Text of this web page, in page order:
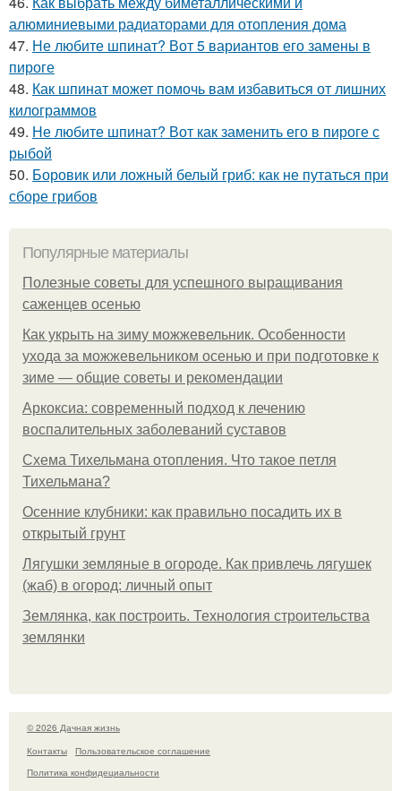
алюминиевыми радиаторами для отопления дома
47. Не любите шпинат? Вот 5 вариантов его замены в
пироге
48. Как шпинат может помочь вам избавиться от лишних
килограммов
49. Не любите шпинат? Вот как заменить его в пироге с
рыбой
50. Боровик или ложный белый гриб: как не путаться при
сборе грибов
Популярные материалы
Полезные советы для успешного выращивания
саженцев осенью
Как укрыть на зиму можжевельник. Особенности
ухода за можжевельником осенью и при подготовке к
зиме — общие советы и рекомендации
Аркоксиа: современный подход к лечению
воспалительных заболеваний суставов
Схема Тихельмана отопления. Что такое петля
Тихельмана?
Осенние клубники: как правильно посадить их в
открытый грунт
Лягушки земляные в огороде. Как привлечь лягушек
(жаб) в огород: личный опыт
Землянка, как построить. Технология строительства
землянки
© 2026 Дачная жизнь
Контакты
Пользовательское соглашение
Политика конфидециальности